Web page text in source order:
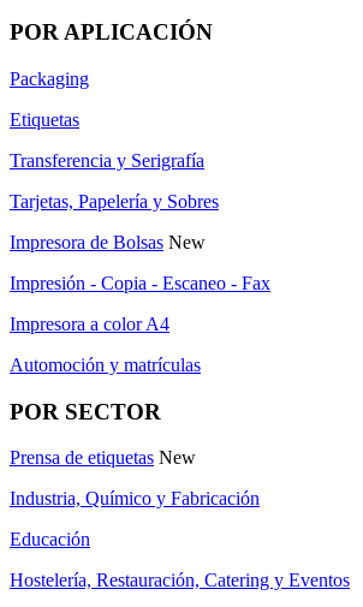
POR APLICACIÓN
Packaging
Etiquetas
Transferencia y Serigrafía
Tarjetas, Papelería y Sobres
Impresora de Bolsas New
Impresión - Copia - Escaneo - Fax
Impresora a color A4
Automoción y matrículas
POR SECTOR
Prensa de etiquetas New
Industria, Químico y Fabricación
Educación
Hostelería, Restauración, Catering y Eventos